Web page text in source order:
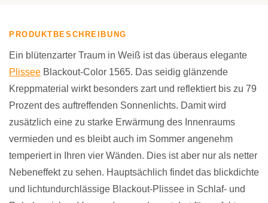
PRODUKTBESCHREIBUNG
Ein blütenzarter Traum in Weiß ist das überaus elegante
Plissee Blackout-Color 1565. Das seidig glänzende
Kreppmaterial wirkt besonders zart und reflektiert bis zu 79
Prozent des auftreffenden Sonnenlichts. Damit wird
zusätzlich eine zu starke Erwärmung des Innenraums
vermieden und es bleibt auch im Sommer angenehm
temperiert in Ihren vier Wänden. Dies ist aber nur als netter
Nebeneffekt zu sehen. Hauptsächlich findet das blickdichte
und lichtundurchlässige Blackout-Plissee in Schlaf- und